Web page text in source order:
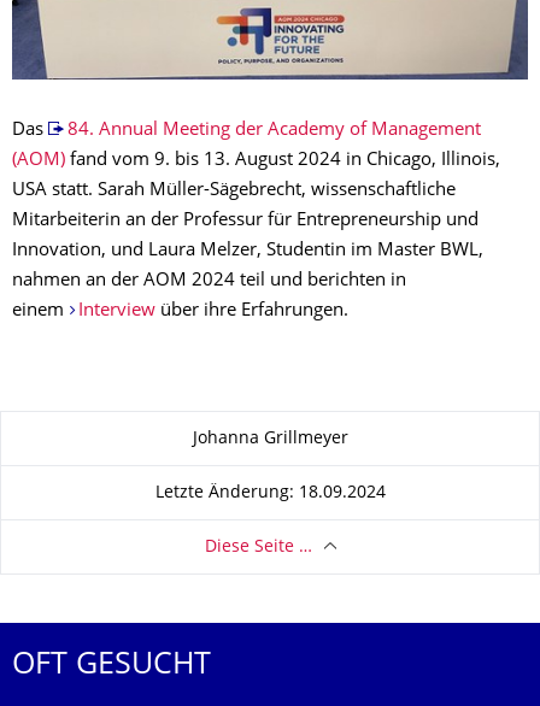
Das
84. Annual Meeting der Academy of Management
(AOM) fand vom 9. bis 13. August 2024 in Chicago, Illinois,
USA statt. Sarah Müller-Sägebrecht, wissenschaftliche
Mitarbeiterin an der Professur für Entrepreneurship und
Innovation, und Laura Melzer, Studentin im Master BWL,
nahmen an der AOM 2024 teil und berichten in
einem
Interview über ihre Erfahrungen.
Johanna Grillmeyer
Letzte Änderung: 18.09.2024
Diese Seite …
OFT GESUCHT